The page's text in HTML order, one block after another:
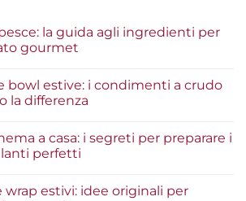
la guida agli ingredienti per
gourmet
bowl estive: i condimenti a crudo
la differenza
a casa: i segreti per preparare i
perfetti
wrap estivi: idee originali per